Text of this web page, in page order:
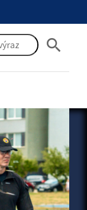
search